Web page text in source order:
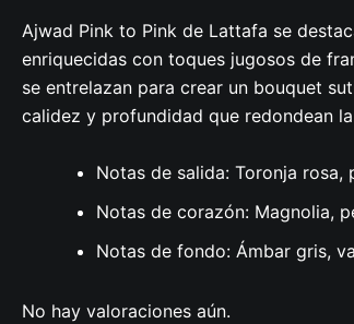
Ajwad Pink to Pink de Lattafa se
enriquecidas con toques jugosos de
se entrelazan para crear un bouquet
calidez y profundidad que redondean
Notas de salida: Toronja rosa,
Notas de corazón: Magnolia,
Notas de fondo: Ámbar gris,
No hay valoraciones aún.